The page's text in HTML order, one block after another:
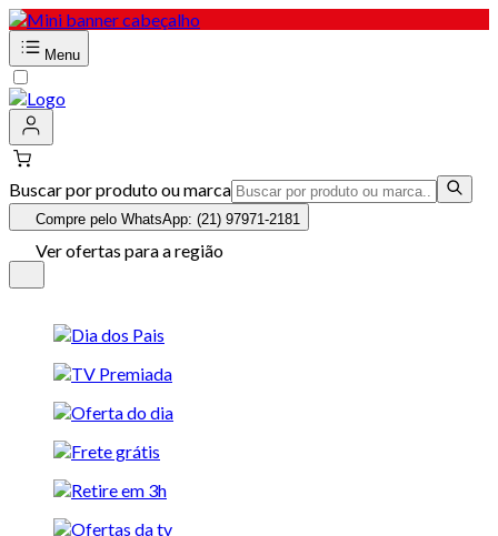
Menu
Buscar por produto ou marca
Compre pelo WhatsApp: (21) 97971-2181
Ver ofertas para a região